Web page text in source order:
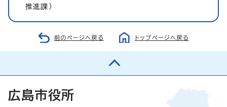
推進課）
前のページへ戻る トップページへ戻る
広島市役所